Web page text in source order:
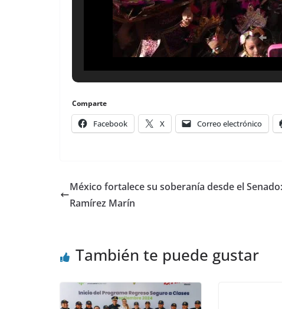
Comparte
Facebook X Correo electrónico
México fortalece su soberanía desde el Senado:
Ramírez Marín
También te puede gustar